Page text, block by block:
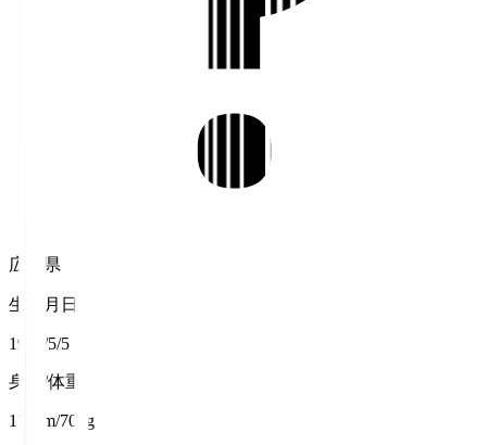
広島県
生年月日
1995/5/5
身長/体重
179cm/70kg